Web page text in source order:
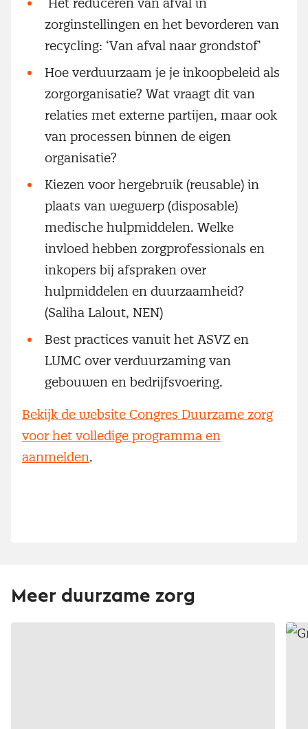
zorginstellingen en het bevorderen van
recycling: ‘Van afval naar grondstof’
Hoe verduurzaam je je inkoopbeleid als
zorgorganisatie? Wat vraagt dit van
relaties met externe partijen, maar ook
van processen binnen de eigen
organisatie?
Kiezen voor hergebruik (reusable) in
plaats van wegwerp (disposable)
medische hulpmiddelen. Welke
invloed hebben zorgprofessionals en
inkopers bij afspraken over
hulpmiddelen en duurzaamheid?
(Saliha Lalout, NEN)
Best practices vanuit het ASVZ en
LUMC over verduurzaming van
gebouwen en bedrijfsvoering.
Bekijk de website Congres Duurzame zorg
voor het volledige programma en
aanmelden.
Meer duurzame zorg